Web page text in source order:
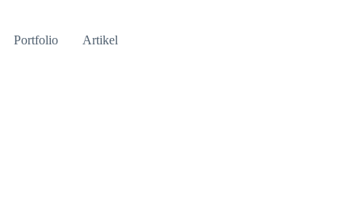
Portfolio Artikel